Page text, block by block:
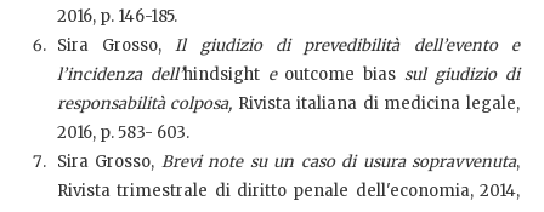
2016, p. 146-185.
Sira Grosso,Il giudizio di prevedibilità dell’evento e
l’incidenza dell’hindsight e outcome biassul giudizio di
responsabilità colposa, Rivista italiana di medicina legale,
2016, p. 583- 603.
Sira Grosso, Brevi note su un caso di usura sopravvenuta,
Rivista trimestrale di diritto penale dell'economia, 2014,